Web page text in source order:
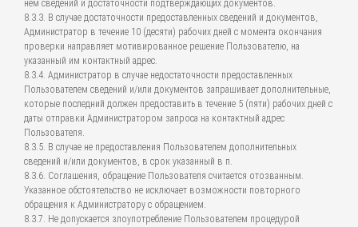
нем сведений и достаточности подтверждающих документов.
8.3.3. В случае достаточности предоставленных сведений и документов,
Администратор в течение 10 (десяти) рабочих дней с момента окончания
проверки направляет мотивированное решение Пользователю, на
указанный им контактный адрес.
8.3.4. Администратор в случае недостаточности предоставленных
Пользователем сведений и/или документов запрашивает дополнительные,
которые последний должен предоставить в течение 5 (пяти) рабочих дней с
даты отправки Администратором запроса на контактный адрес
Пользователя.
8.3.5. В случае не предоставления Пользователем дополнительных
сведений и/или документов, в срок указанный в п.
8.3.6. Соглашения, обращение Пользователя считается отозванным.
Указанное обстоятельство не исключает возможности повторного
обращения к Администратору с обращением.
8.3.7. Не допускается злоупотребление Пользователем процедурой